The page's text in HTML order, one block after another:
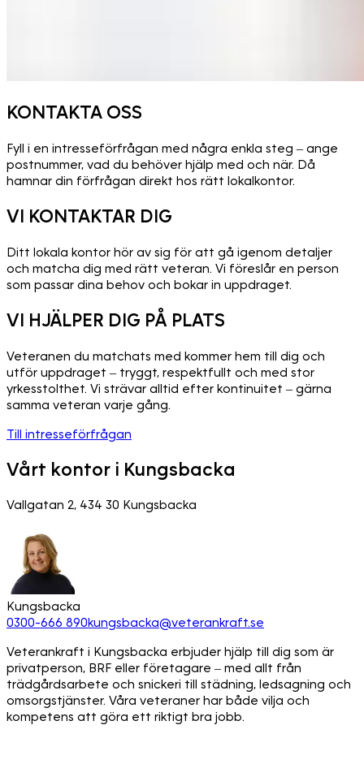
KONTAKTA OSS
Fyll i en intresseförfrågan med några enkla steg – ange
postnummer, vad du behöver hjälp med och när. Då
hamnar din förfrågan direkt hos rätt lokalkontor.
VI KONTAKTAR DIG
Ditt lokala kontor hör av sig för att gå igenom detaljer
och matcha dig med rätt veteran. Vi föreslår en person
som passar dina behov och bokar in uppdraget.
VI HJÄLPER DIG PÅ PLATS
Veteranen du matchats med kommer hem till dig och
utför uppdraget – tryggt, respektfullt och med stor
yrkesstolthet. Vi strävar alltid efter kontinuitet – gärna
samma veteran varje gång.
Till intresseförfrågan
Vårt kontor i Kungsbacka
Vallgatan 2, 434 30 Kungsbacka
Kungsbacka
0300-666 890kungsbacka@veterankraft.se
Veterankraft i Kungsbacka erbjuder hjälp till dig som är
privatperson, BRF eller företagare – med allt från
trädgårdsarbete och snickeri till städning, ledsagning och
omsorgstjänster. Våra veteraner har både vilja och
kompetens att göra ett riktigt bra jobb.